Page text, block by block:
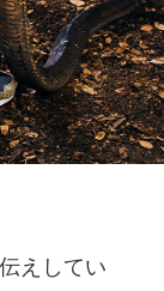
えしてい